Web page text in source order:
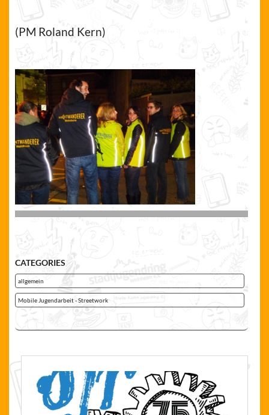
(PM Roland Kern)
CATEGORIES
allgemein
Mobile Jugendarbeit - Streetwork